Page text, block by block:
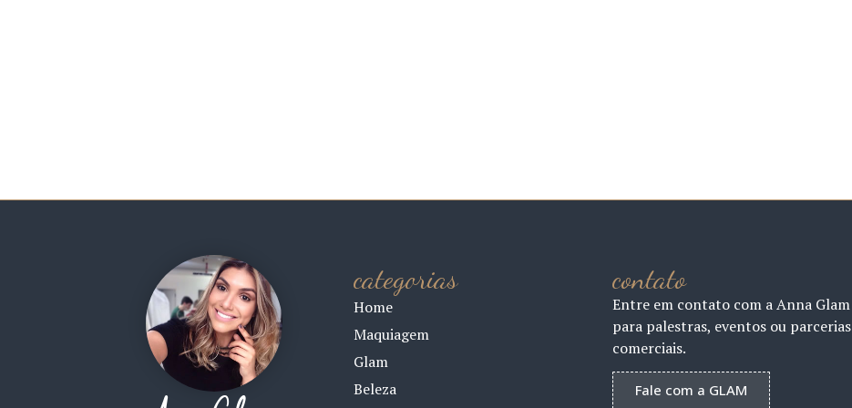
categorias
Home
Maquiagem
Glam
Beleza
contato
Entre em contato com a Anna Glam
para palestras, eventos ou parcerias
comerciais.
Fale com a GLAM